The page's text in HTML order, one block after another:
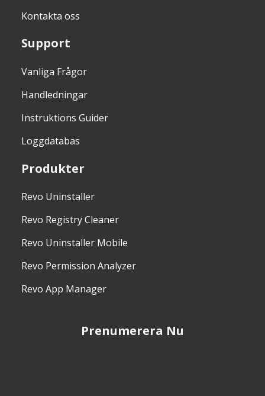
Kontakta oss
Support
Vanliga Frågor
Handledningar
Instruktions Guider
Loggdatabas
Produkter
Revo Uninstaller
Revo Registry Cleaner
Revo Uninstaller Mobile
Revo Permission Analyzer
Revo App Manager
Prenumerera Nu